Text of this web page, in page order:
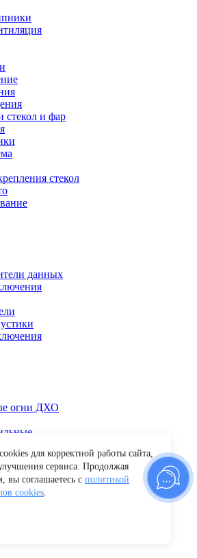
стекол и фар
стекол
данных
огни ДХО
фары
для корректной работы сайта,
сервиса. Продолжая
вы соглашаетесь с политикой
cookies.